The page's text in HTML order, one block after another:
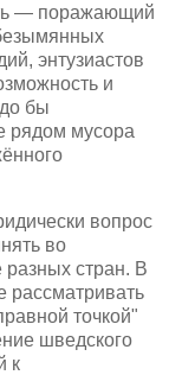
— поражающий
энтузиастов
и
бы
рядом мусора
вопрос
во
разных стран. В
рассматривать
точкой"
шведского
к